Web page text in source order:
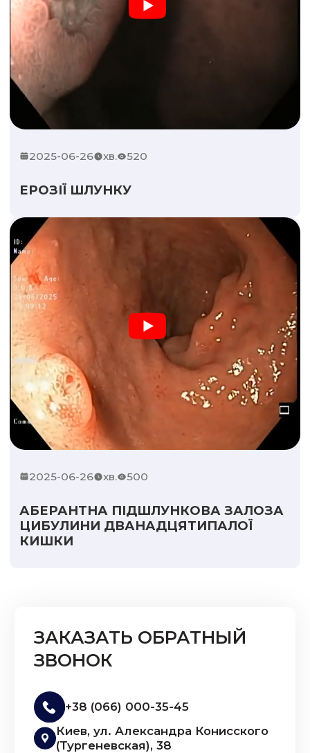
2025-06-26 хв. 520
ЕРОЗІЇ ШЛУНКУ
2025-06-26 хв. 500
АБЕРАНТНА ПІДШЛУНКОВА ЗАЛОЗА
ЦИБУЛИНИ ДВАНАДЦЯТИПАЛОЇ
КИШКИ
ЗАКАЗАТЬ ОБРАТНЫЙ
ЗВОНОК
+38 (066) 000-35-45
Киев, ул. Александра Конисского
(Тургеневская), 38